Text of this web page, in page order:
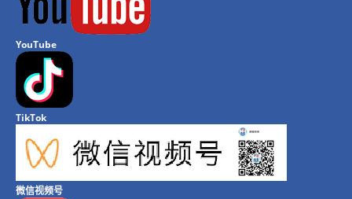
YouTube
TikTok
微信视频号